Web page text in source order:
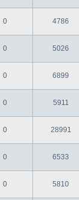
0 4786
0 5026
0 6899
0 5911
0 28991
0 6533
0 5810